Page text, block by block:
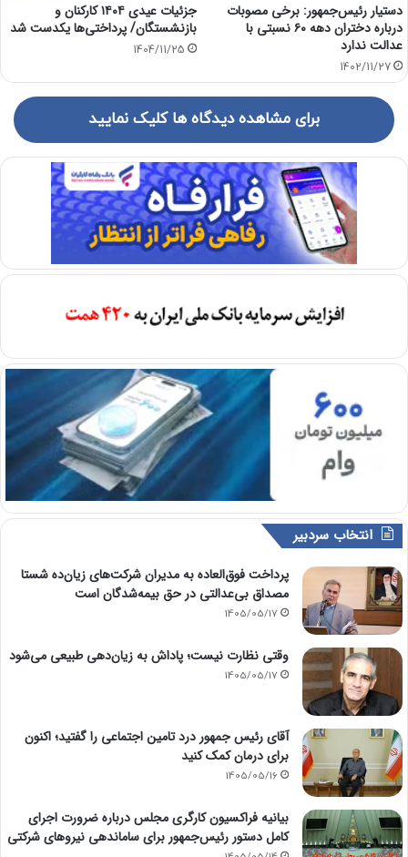
دستیار رئیس‌جمهور: برخی مصوبات
درباره دختران دهه ۶۰ نسبتی با
عدالت ندارد
1402/11/27
جزئیات عیدی ۱۴۰۴ کارکنان و
بازنشستگان/ پرداختی‌ها یکدست شد
1404/11/25
برای مشاهده دیدگاه ها کلیک نمایید
انتخاب سردبیر
پرداخت فوق‌العاده به مدیران شرکت‌های زیان‌ده شستا
مصداق بی‌عدالتی در حق بیمه‌شدگان است
1405/05/17
وقتی نظارت نیست؛ پاداش به زیان‌دهی طبیعی می‌شود
1405/05/17
آقای رئیس جمهور درد تامین اجتماعی را گفتید؛ اکنون
برای درمان کمک کنید
1405/05/16
بیانیه فراکسیون کارگری مجلس درباره ضرورت اجرای
کامل دستور رئیس‌جمهور برای ساماندهی نیروهای شرکتی